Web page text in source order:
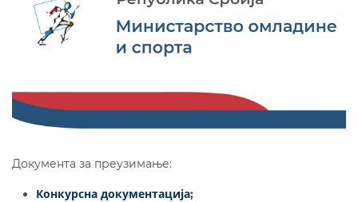
Документа за преузимање:
Конкурсна документација;